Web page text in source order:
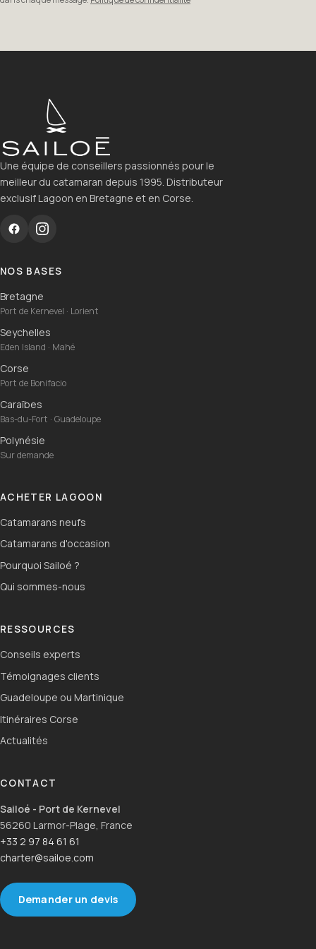
Une équipe de conseillers passionnés pour le
meilleur du catamaran depuis 1995. Distributeur
exclusif Lagoon en Bretagne et en Corse.
NOS BASES
Bretagne
Port de Kernevel · Lorient
Seychelles
Eden Island · Mahé
Corse
Port de Bonifacio
Caraïbes
Bas-du-Fort · Guadeloupe
Polynésie
Sur demande
ACHETER LAGOON
Catamarans neufs
Catamarans d'occasion
Pourquoi Sailoé ?
Qui sommes-nous
RESSOURCES
Conseils experts
Témoignages clients
Guadeloupe ou Martinique
Itinéraires Corse
Actualités
CONTACT
Sailoé - Port de Kernevel
56260 Larmor-Plage, France
+33 2 97 84 61 61
charter@sailoe.com
Demander un devis